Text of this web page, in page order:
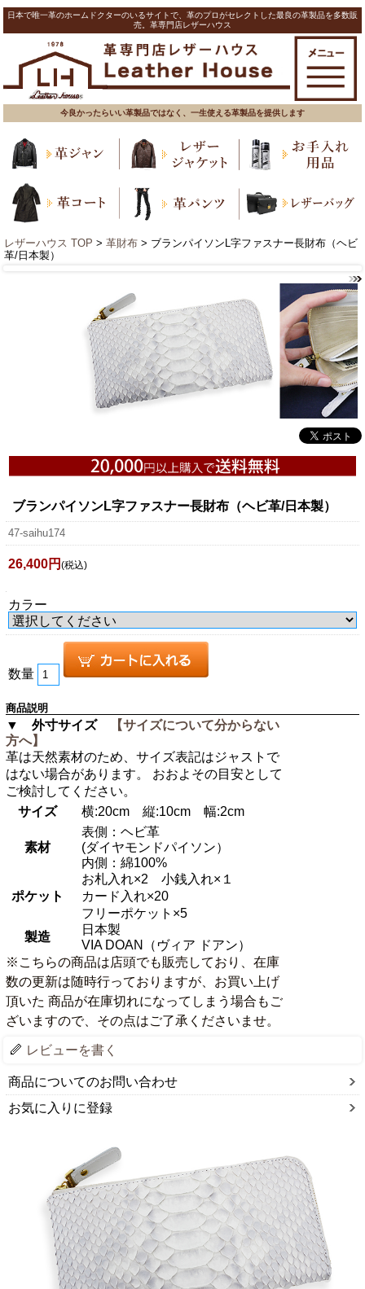
日本で唯一革のホームドクターのいるサイトで、革のプロがセレクトした最良の革製品を多数販
売。革専門店レザーハウス
今良かったらいい革製品ではなく、一生使える革製品を提供します
レザーハウス TOP > 革財布 > ブランパイソンL字ファスナー長財布（ヘビ
革/日本製）
ブランパイソンL字ファスナー長財布（ヘビ革/日本製）
47-saihu174
26,400円 (税込)
カラー
数量
商品説明
▼ 外寸サイズ
【サイズについて分からない
方へ】
革は天然素材のため、サイズ表記はジャストで
はない場合があります。 おおよその目安として
ご検討してください。
サイズ
横:20cm 縦:10cm 幅:2cm
素材
表側：ヘビ革
(ダイヤモンドパイソン）
内側：綿100%
ポケット
お札入れ×2 小銭入れ×１
カード入れ×20
フリーポケット×5
製造
日本製
VIA DOAN（ヴィア ドアン）
※こちらの商品は店頭でも販売しており、在庫
数の更新は随時行っておりますが、お買い上げ
頂いた 商品が在庫切れになってしまう場合もご
ざいますので、その点はご了承くださいませ。
レビューを書く
商品についてのお問い合わせ
お気に入りに登録